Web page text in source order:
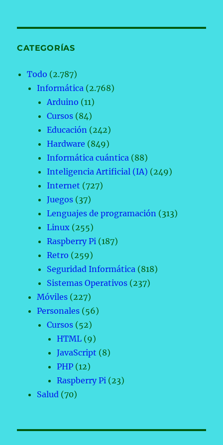
CATEGORÍAS
Todo (2.787)
Informática (2.768)
Arduino (11)
Cursos (84)
Educación (242)
Hardware (849)
Informática cuántica (88)
Inteligencia Artificial (IA) (249)
Internet (727)
Juegos (37)
Lenguajes de programación (313)
Linux (255)
Raspberry Pi (187)
Retro (259)
Seguridad Informática (818)
Sistemas Operativos (237)
Móviles (227)
Personales (56)
Cursos (52)
HTML (9)
JavaScript (8)
PHP (12)
Raspberry Pi (23)
Salud (70)